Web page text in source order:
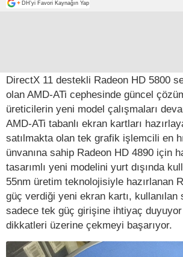
+ DH'yi Favori Kaynağın Yap
DirectX 11 destekli Radeon HD 5800
olan AMD-ATi cephesinde güncel
üreticilerin yeni model çalışmaları
AMD-ATi tabanlı ekran kartları
satılmakta olan tek grafik işlemcili en
ünvanına sahip Radeon HD 4890 için
tasarımlı yeni modelini yurt dışında
55nm üretim teknolojisiyle hazırlanan
güç verdiği yeni ekran kartı, kullanılan
sadece tek güç girişine ihtiyaç duyuyor
dikkatleri üzerine çekmeyi başarıyor.